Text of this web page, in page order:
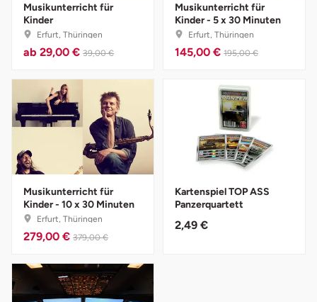
Musikunterricht für
Kinder
Erfurt, Thüringen
ab 29,00 € 39,00 €
Musikunterricht für
Kinder - 5 x 30 Minuten
Erfurt, Thüringen
145,00 € 195,00 €
Musikunterricht für
Kinder - 10 x 30 Minuten
Erfurt, Thüringen
279,00 € 379,00 €
Kartenspiel TOP ASS
Panzerquartett
2,49 €
Ludwigslust-Parchim
Lübeck
Lüchow-Dannenberg
Lüneburg
Magdeburg
Main-Kinzig-Kreis